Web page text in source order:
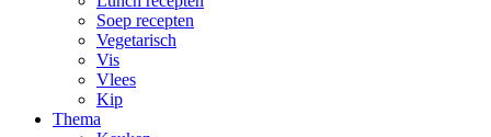
Soep recepten
Vegetarisch
Vis
Vlees
Kip
Thema